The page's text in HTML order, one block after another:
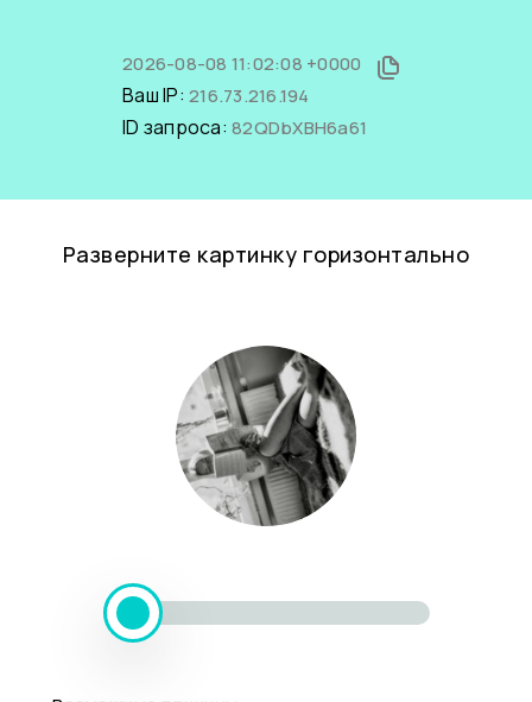
2026-08-08 11:02:08 +0000
Ваш IP: 216.73.216.194
ID запроса: 82QDbXBH6a61
Разверните картинку горизонтально